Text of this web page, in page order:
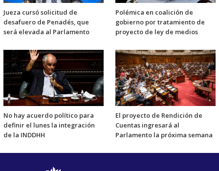
Jueza cursó solicitud de
desafuero de Penadés, que
será elevada al Parlamento
Polémica en coalición de
gobierno por tratamiento de
proyecto de ley de medios
No hay acuerdo político para
definir el lunes la integración
de la INDDHH
El proyecto de Rendición de
Cuentas ingresará al
Parlamento la próxima semana